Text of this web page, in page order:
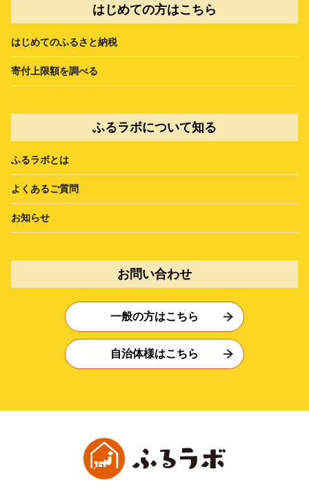
はじめての方はこちら
はじめてのふるさと納税
寄付上限額を調べる
ふるラボについて知る
ふるラボとは
よくあるご質問
お知らせ
お問い合わせ
一般の方はこちら
自治体様はこちら